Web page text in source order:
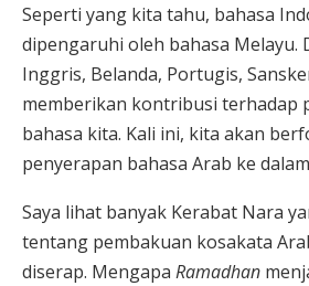
Seperti yang kita tahu, bahasa
dipengaruhi oleh bahasa Melayu.
Inggris, Belanda, Portugis,
memberikan kontribusi terhadap
bahasa kita. Kali ini, kita akan
penyerapan bahasa Arab ke
Saya lihat banyak Kerabat Nara
tentang pembakuan kosakata
diserap. Mengapa Ramadhan